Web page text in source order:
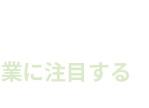
に注目する